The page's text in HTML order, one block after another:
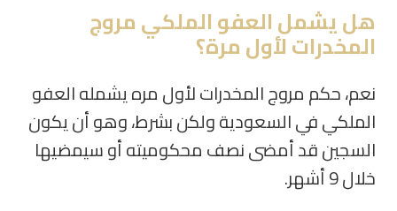
هل يشمل العفو الملكي مروج
المخدرات لأول مرة؟
نعم، حكم مروج المخدرات لأول مره يشمله العفو
الملكي في السعودية ولكن بشرط، وهو أن يكون
السجين قد أمضى نصف محكوميته أو سيمضيها
خلال 9 أشهر.